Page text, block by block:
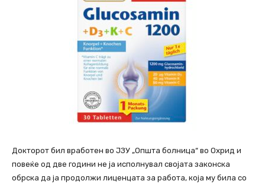
Докторот бил вработен во ЈЗУ „Општа болница“ во Охрид и
повеќе од две години не ја исполнувал својата законска
обрска да ја продолжи лиценцата за работа, која му била со